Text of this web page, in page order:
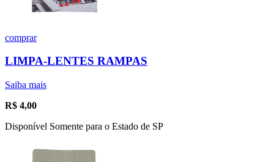
comprar
LIMPA-LENTES RAMPAS
Saiba mais
R$ 4,00
Disponível Somente para o Estado de SP